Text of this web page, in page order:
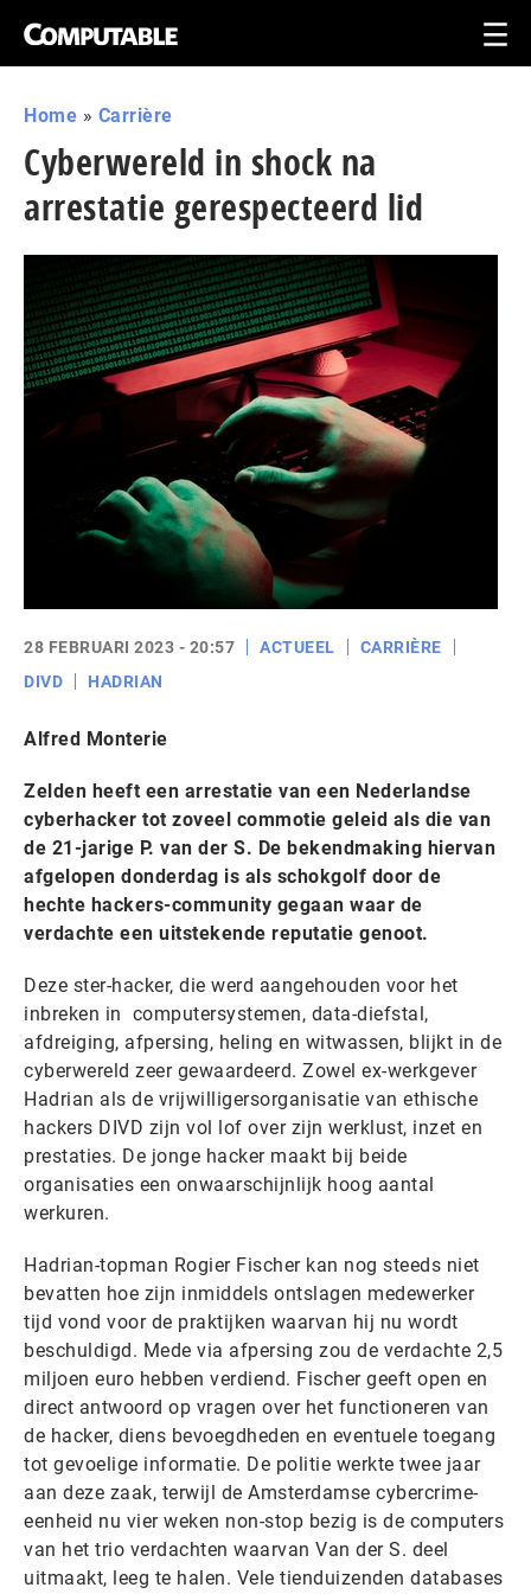
Home » Carrière
Cyberwereld in shock na
arrestatie gerespecteerd lid
28 FEBRUARI 2023 - 20:57 ACTUEEL
CARRIÈRE
DIVD
HADRIAN
Alfred Monterie
Zelden heeft een arrestatie van een Nederlandse
cyberhacker tot zoveel commotie geleid als die van
de 21-jarige P. van der S. De bekendmaking hiervan
afgelopen donderdag is als schokgolf door de
hechte hackers-community gegaan waar de
verdachte een uitstekende reputatie genoot.
Deze ster-hacker, die werd aangehouden voor het
inbreken in computersystemen, data-diefstal,
afdreiging, afpersing, heling en witwassen, blijkt in de
cyberwereld zeer gewaardeerd. Zowel ex-werkgever
Hadrian als de vrijwilligersorganisatie van ethische
hackers DIVD zijn vol lof over zijn werklust, inzet en
prestaties. De jonge hacker maakt bij beide
organisaties een onwaarschijnlijk hoog aantal
werkuren.
Hadrian-topman Rogier Fischer kan nog steeds niet
bevatten hoe zijn inmiddels ontslagen medewerker
tijd vond voor de praktijken waarvan hij nu wordt
beschuldigd. Mede via afpersing zou de verdachte 2,5
miljoen euro hebben verdiend. Fischer geeft open en
direct antwoord op vragen over het functioneren van
de hacker, diens bevoegdheden en eventuele toegang
tot gevoelige informatie. De politie werkte twee jaar
aan deze zaak, terwijl de Amsterdamse cybercrime-
eenheid nu vier weken non-stop bezig is de computers
van het trio verdachten waarvan Van der S. deel
uitmaakt, leeg te halen. Vele tienduizenden databases